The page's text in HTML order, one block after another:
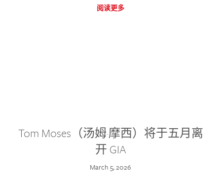
阅读更多
Tom Moses（汤姆·摩西）将于五月离
开 GIA
March 5, 2026